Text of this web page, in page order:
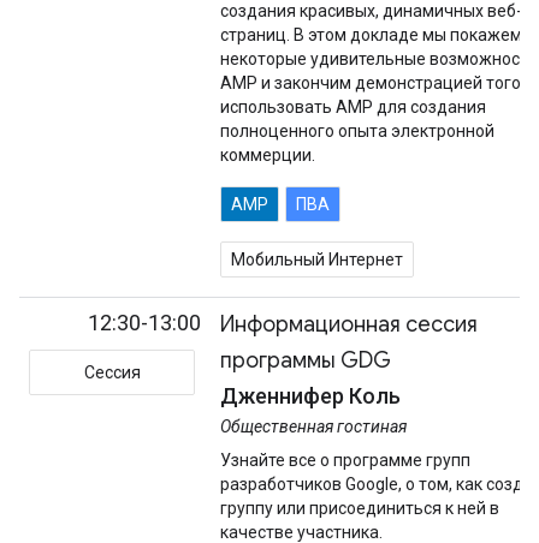
создания красивых, динамичных веб-
страниц. В этом докладе мы покажем
некоторые удивительные возможности
AMP и закончим демонстрацией того,
использовать AMP для создания
полноценного опыта электронной
коммерции.
AMP ПВА
Мобильный Интернет
12:30-13:00
Сессия
Информационная сессия
программы GDG
Дженнифер Коль
Общественная гостиная
Узнайте все о программе групп
разработчиков Google, о том, как
группу или присоединиться к ней в
качестве участника.